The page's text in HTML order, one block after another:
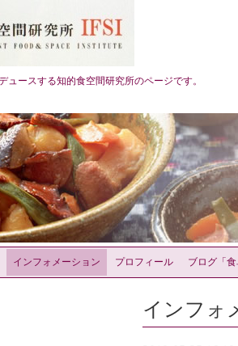
ュースする知的食空間研究所のページです。
インフォメーション プロフィール ブログ「
インフォ